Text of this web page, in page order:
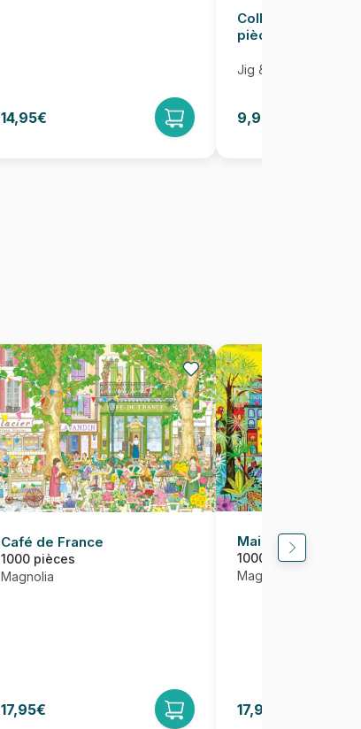
14,95€
Colle pour Puzzle
pièces
Jig & Puz
9,95€
Café de France
1000 pièces
Magnolia
17,95€
Maisons dans la
1000 pièces
Magnolia
17,95€